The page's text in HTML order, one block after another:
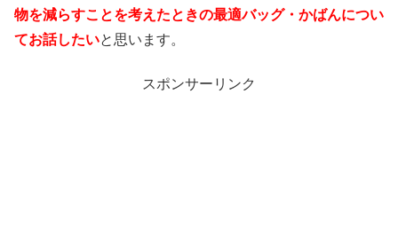
物を減らすことを考えたときの最適バッグ・かばんについ
てお話したいと思います。
スポンサーリンク